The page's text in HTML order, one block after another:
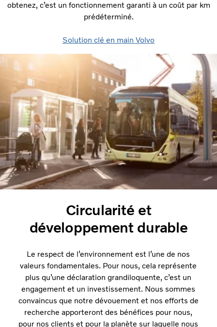
obtenez, c’est un fonctionnement garanti à un coût par km
prédéterminé.
Solution clé en main Volvo
Circularité et
développement durable
Le respect de l’environnement est l’une de nos
valeurs fondamentales. Pour nous, cela représente
plus qu’une déclaration grandiloquente, c’est un
engagement et un investissement. Nous sommes
convaincus que notre dévouement et nos efforts de
recherche apporteront des bénéfices pour nous,
pour nos clients et pour la planète sur laquelle nous